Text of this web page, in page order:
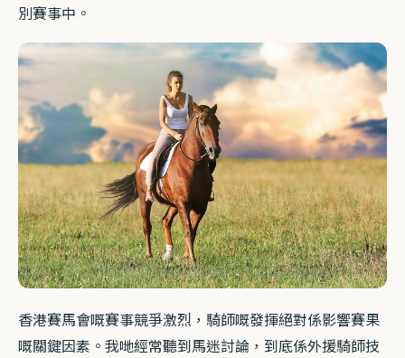
別賽事中。
香港賽馬會嘅賽事競爭激烈，騎師嘅發揮絕對係影響賽果
嘅關鍵因素。我哋經常聽到馬迷討論，到底係外援騎師技